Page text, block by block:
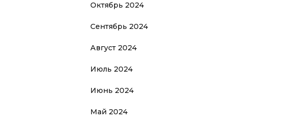
Октябрь 2024
Сентябрь 2024
Август 2024
Июль 2024
Июнь 2024
Май 2024